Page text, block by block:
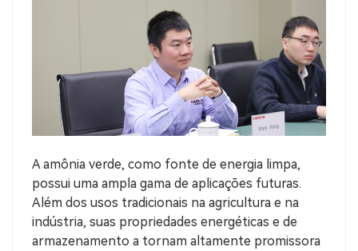
A amônia verde, como fonte de energia limpa,
possui uma ampla gama de aplicações futuras.
Além dos usos tradicionais na agricultura e na
indústria, suas propriedades energéticas e de
armazenamento a tornam altamente promissora